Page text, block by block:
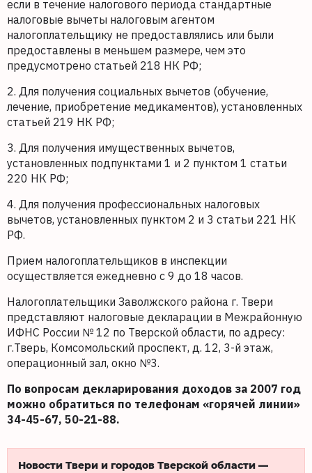
если в течение налогового периода стандартные
налоговые вычеты налоговым агентом
налогоплательщику не предоставлялись или были
предоставлены в меньшем размере, чем это
предусмотрено статьей 218 НК РФ;
2. Для получения социальных вычетов (обучение,
лечение, приобретение медикаментов), установленных
статьей 219 НК РФ;
3. Для получения имущественных вычетов,
установленных подпунктами 1 и 2 пунктом 1 статьи
220 НК РФ;
4. Для получения профессиональных налоговых
вычетов, установленных пунктом 2 и 3 статьи 221 НК
РФ.
Прием налогоплательщиков в инспекции
осуществляется ежедневно с 9 до 18 часов.
Налогоплательщики Заволжского района г. Твери
представляют налоговые декларации в Межрайонную
ИФНС России № 12 по Тверской области, по адресу:
г.Тверь, Комсомольский проспект, д. 12, 3-й этаж,
операционный зал, окно №3.
По вопросам декларирования доходов за 2007 год
можно обратиться по телефонам «горячей линии»
34-45-67, 50-21-88.
Новости Твери и городов Тверской области —